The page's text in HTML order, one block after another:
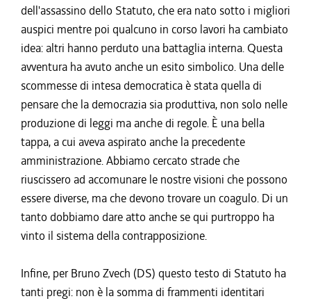
dell'assassino dello Statuto, che era nato sotto i migliori
auspici mentre poi qualcuno in corso lavori ha cambiato
idea: altri hanno perduto una battaglia interna. Questa
avventura ha avuto anche un esito simbolico. Una delle
scommesse di intesa democratica è stata quella di
pensare che la democrazia sia produttiva, non solo nelle
produzione di leggi ma anche di regole. È una bella
tappa, a cui aveva aspirato anche la precedente
amministrazione. Abbiamo cercato strade che
riuscissero ad accomunare le nostre visioni che possono
essere diverse, ma che devono trovare un coagulo. Di un
tanto dobbiamo dare atto anche se qui purtroppo ha
vinto il sistema della contrapposizione.
Infine, per Bruno Zvech (DS) questo testo di Statuto ha
tanti pregi: non è la somma di frammenti identitari